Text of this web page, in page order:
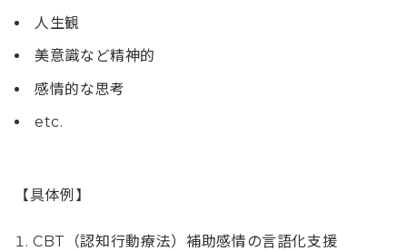
人生観
美意識など精神的
感情的な思考
etc.
【具体例】
CBT（認知行動療法）補助感情の言語化支援